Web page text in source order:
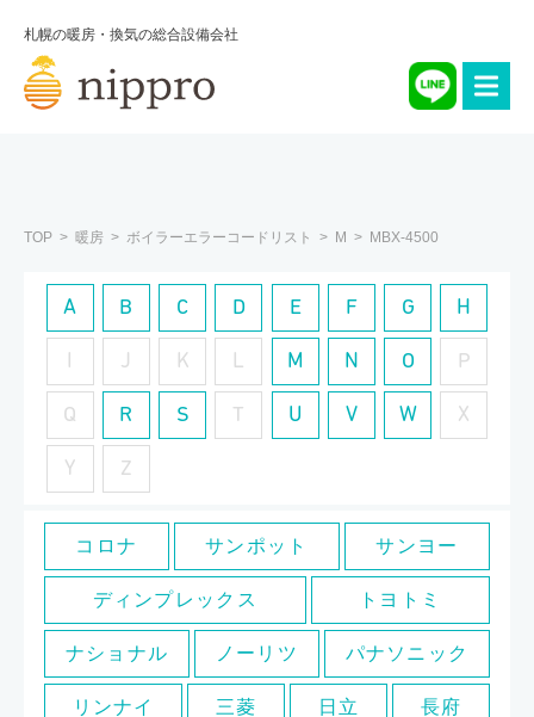
札幌の暖房・換気の総合設備会社
TOP 暖房 ボイラーエラーコードリスト M MBX-4500
A B C D E F G H
J K L M N O P
Q R S T U V W X
Y Z
コロナ サンポット サンヨー
ディンプレックス トヨトミ
ナショナル ノーリツ パナソニック
リンナイ 三菱 日立 長府